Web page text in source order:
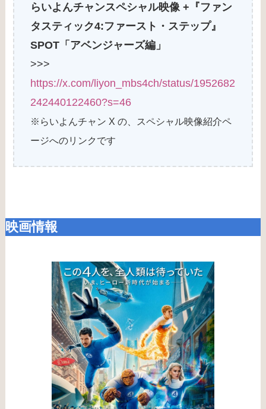
らいよんチャンスペシャル映像 +『ファン
タスティック4:ファースト・ステップ』
SPOT「アベンジャーズ編」
>>>
https://x.com/liyon_mbs4ch/status/1952682
242440122460?s=46
※らいよんチャン X の、スペシャル映像紹介ペ
ージへのリンクです
映画情報